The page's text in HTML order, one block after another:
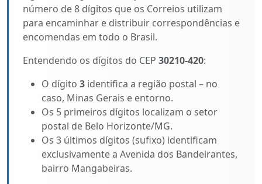
número de 8 dígitos que os Correios utilizam
para encaminhar e distribuir correspondências e
encomendas em todo o Brasil.
Entendendo os dígitos do CEP 30210-420:
O dígito 3 identifica a região postal – no
caso, Minas Gerais e entorno.
Os 5 primeiros dígitos localizam o setor
postal de Belo Horizonte/MG.
Os 3 últimos dígitos (sufixo) identificam
exclusivamente a Avenida dos Bandeirantes,
bairro Mangabeiras.